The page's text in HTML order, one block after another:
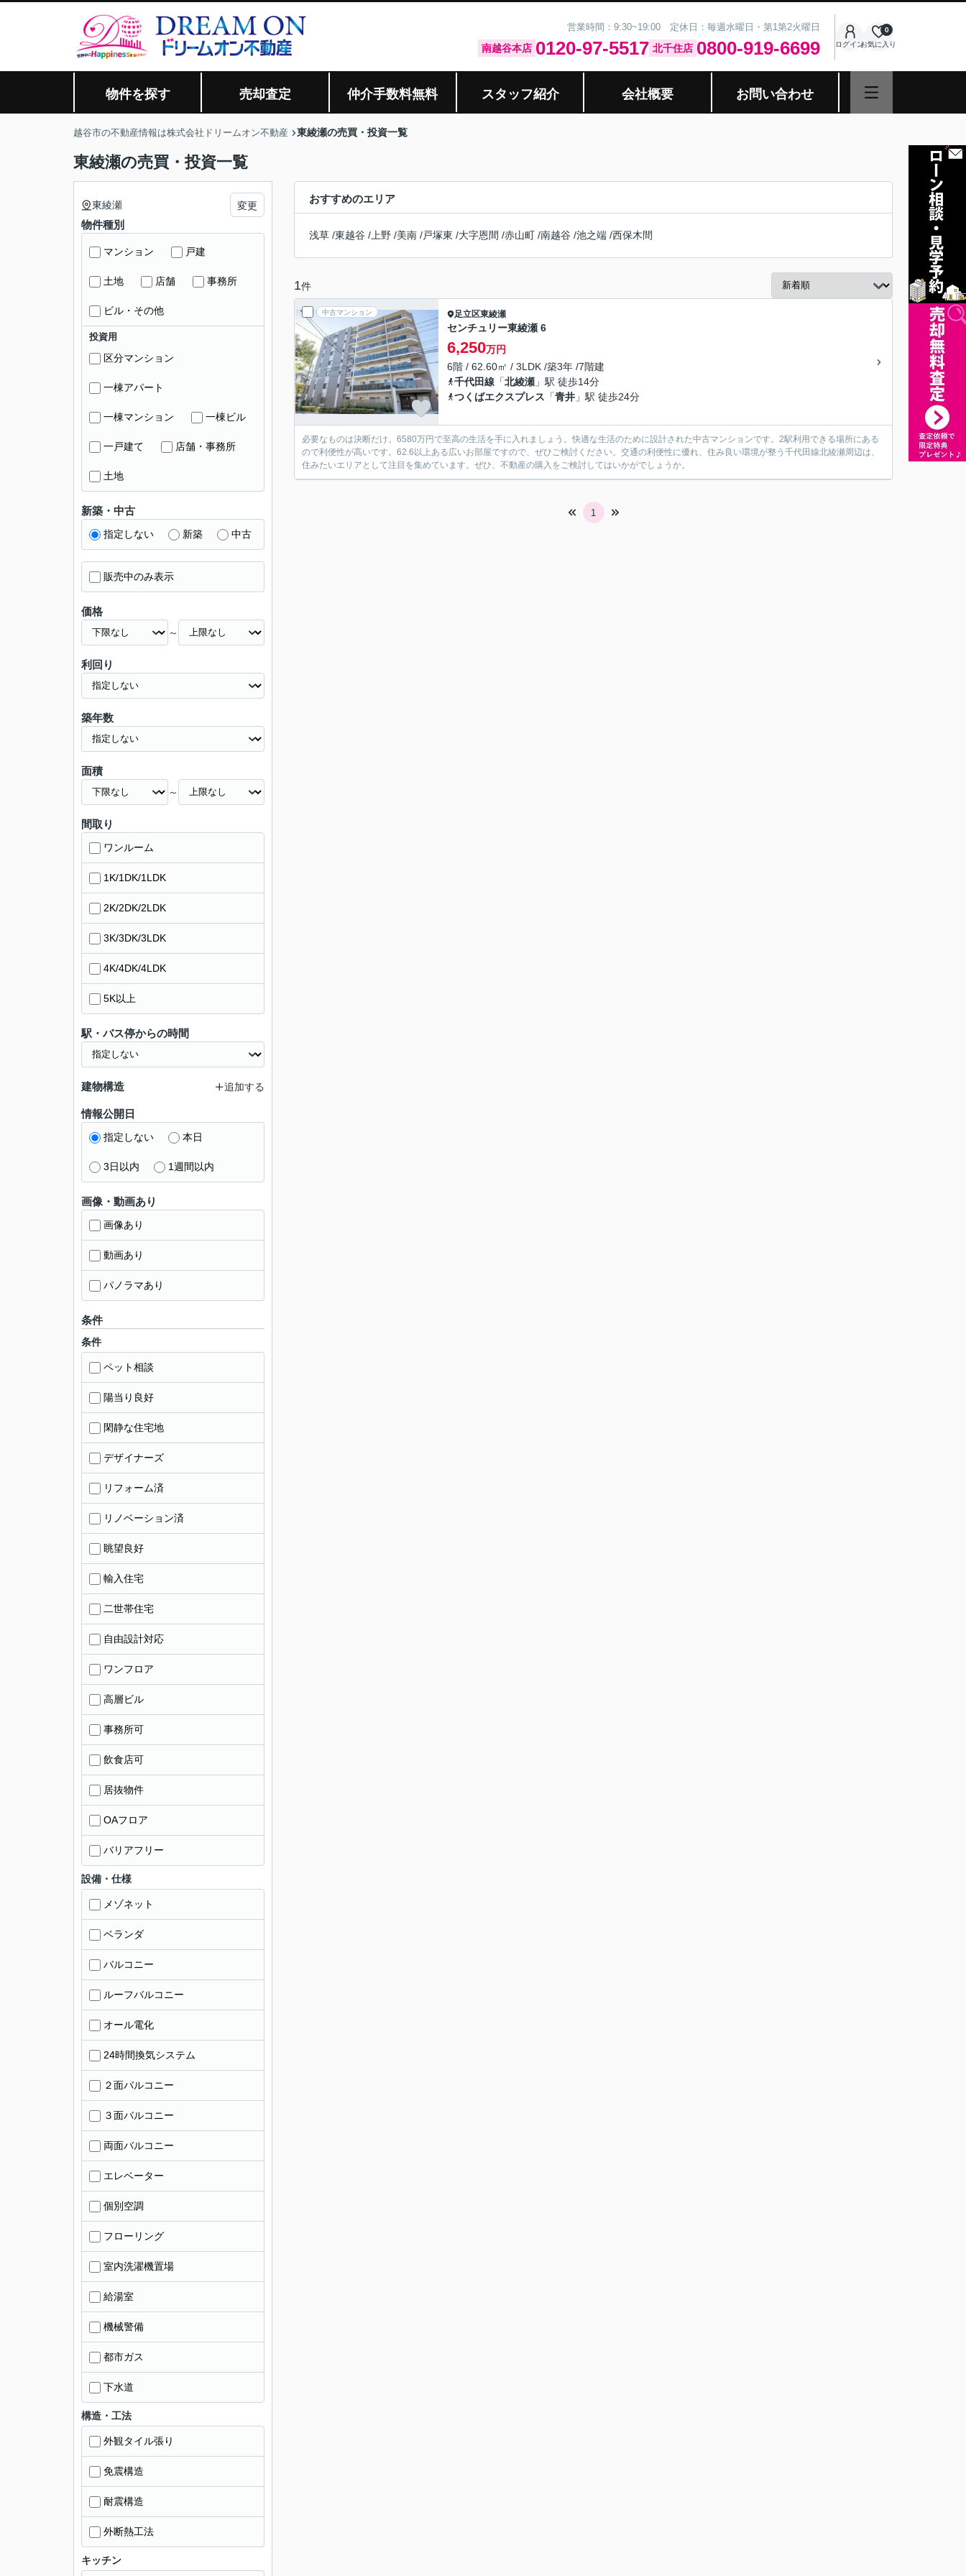
営業時間：9:30~19:00 定休日：毎週水曜日・第1第2火曜日
南越谷本店 0120-97-5517 北千住店 0800-919-6699 ログインお気に入り
0
物件を探す 売却査定 仲介手数料無料 スタッフ紹介 会社概要 お問い合わせ
越谷市の不動産情報は株式会社ドリームオン不動産 東綾瀬の売買・投資一覧
東綾瀬の売買・投資一覧
おすすめのエリア
浅草 /東越谷 / 上野 /美南 /戸塚東 /大字恩間 /赤山町 /南越谷 /池之端 /西保木間
1件
中古マンション 足立区東綾瀬
センチュリー東綾瀬 6
6,250万円
6階 / 62.60㎡ / 3LDK /築3年 /7階建
千代田線 「北綾瀬 」駅 徒歩14分
つくばエクスプレス 「青井 」駅 徒歩24分
必要なものは決断だけ。6580万円で至高の生活を手に入れましょう。快適な生活のために設計された中古マンションです。2駅利用できる場所にある
ので利便性が高いです。62.6以上ある広いお部屋ですので、ぜひご検討ください。交通の利便性に優れ、住み良い環境が整う千代田線北綾瀬周辺は、
住みたいエリアとして注目を集めています。ぜひ、不動産の購入をご検討してはいかがでしょうか。
1
東綾瀬 変更
物件種別
マンション 戸建
土地 店舗 事務所
ビル・その他
投資用
区分マンション
一棟アパート
一棟マンション 一棟ビル
一戸建て 店舗・事務所
土地
新築・中古
指定しない 新築 中古
販売中のみ表示
価格
～
利回り
築年数
面積
～
間取り
ワンルーム
1K/1DK/1LDK
2K/2DK/2LDK
3K/3DK/3LDK
4K/4DK/4LDK
5K以上
駅・バス停からの時間
建物構造 追加する
情報公開日
指定しない 本日
3日以内 1週間以内
画像・動画あり
画像あり
動画あり
パノラマあり
条件
条件
ペット相談
陽当り良好
閑静な住宅地
デザイナーズ
リフォーム済
リノベーション済
眺望良好
輸入住宅
二世帯住宅
自由設計対応
ワンフロア
高層ビル
事務所可
飲食店可
居抜物件
OAフロア
バリアフリー
設備・仕様
メゾネット
ベランダ
バルコニー
ルーフバルコニー
オール電化
24時間換気システム
２面バルコニー
３面バルコニー
両面バルコニー
エレベーター
個別空調
フローリング
室内洗濯機置場
給湯室
機械警備
都市ガス
下水道
構造・工法
外観タイル張り
免震構造
耐震構造
外断熱工法
キッチン